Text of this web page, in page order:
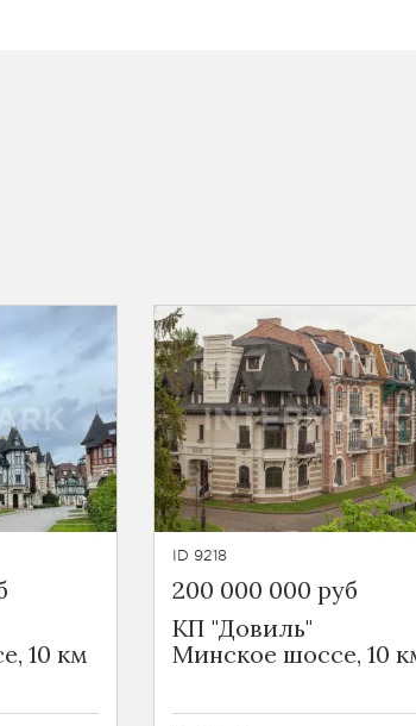
10 км
ID 9218
200 000 000 руб
КП "Довиль"
Минское шоссе, 10